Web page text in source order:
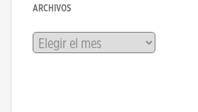
ARCHIVOS
Archivos